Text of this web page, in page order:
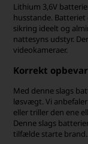
Lithium 3,6V
husstande.
sikring ideelt og
nattesyns udstyr.
videokameraer.
Korrekt
Med denne slags
løsvægt. Vi
eller triller den ene
Denne slags
tilfælde starte brand.